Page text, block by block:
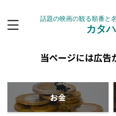
話題の映画の観る順番と
カタ
当ページには広告
お金